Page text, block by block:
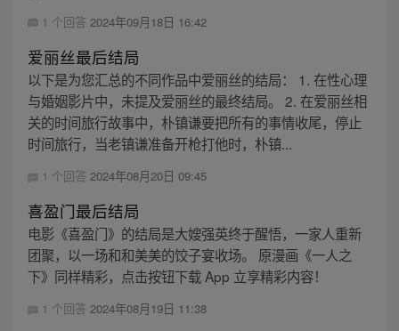
1 个回答 2024年09月18日 16:42
爱丽丝最后结局
以下是为您汇总的不同作品中爱丽丝的结局： 1. 在性心理
与婚姻影片中，未提及爱丽丝的最终结局。 2. 在爱丽丝相
关的时间旅行故事中，朴镇谦要把所有的事情收尾，停止
时间旅行，当老镇谦准备开枪打他时，朴镇...
1 个回答 2024年08月20日 09:45
喜盈门最后结局
电影《喜盈门》的结局是大嫂强英终于醒悟，一家人重新
团聚，以一场和和美美的饺子宴收场。 原漫画《一人之
下》同样精彩，点击按钮下载 App 立享精彩内容！
1 个回答 2024年08月19日 11:38